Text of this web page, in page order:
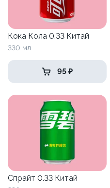
Кока Кола 0.33 Китай
330 мл
95 ₽
Спрайт 0.33 Китай